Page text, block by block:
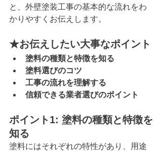
と、外壁塗装工事の基本的な流れをわ
かりやすくお伝えします。
★お伝えしたい大事なポイント
塗料の種類と特徴を知る
塗料選びのコツ
工事の流れを理解する
信頼できる業者選びのポイント
ポイント1: 塗料の種類と特徴を
知る
塗料にはそれぞれの特性があり、用途